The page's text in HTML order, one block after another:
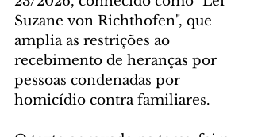
Suzane von Richthofen", que
amplia as restrições ao
recebimento de heranças por
pessoas condenadas por
homicídio contra familiares.